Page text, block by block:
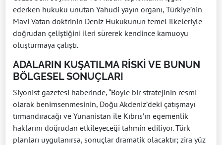
ederken hukuku unutan Yahudi yayın organı, Türkiye’nin
Mavi Vatan doktrinin Deniz Hukukunun temel ilkeleriyle
doğrudan çeliştiğini ileri sürerek kendince kamuoyu
oluşturmaya çalıştı.
ADALARIN KUŞATILMA RİSKİ VE BUNUN
BÖLGESEL SONUÇLARI
Siyonist gazetesi haberinde, “Böyle bir stratejinin resmi
olarak benimsenmesinin, Doğu Akdeniz’deki çatışmayı
tırmandıracağı ve Yunanistan ile Kıbrıs’ın egemenlik
haklarını doğrudan etkileyeceği tahmin ediliyor. Türk
planları uygulanırsa, sonuçlar dramatik olacaktır; zira yüz